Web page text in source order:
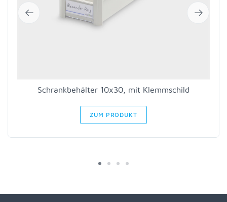
Schrankbehälter 10x30, mit Klemmschild
ZUM PRODUKT